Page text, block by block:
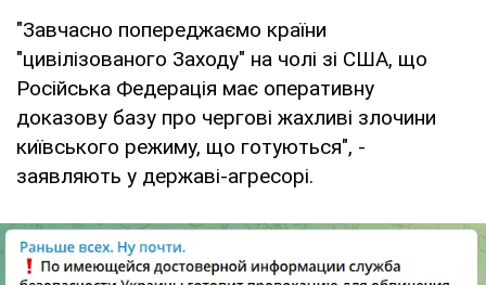
"Завчасно попереджаємо країни
"цивілізованого Заходу" на чолі зі США, що
Російська Федерація має оперативну
доказову базу про чергові жахливі злочини
київського режиму, що готуються", -
заявляють у державі-агресорі.